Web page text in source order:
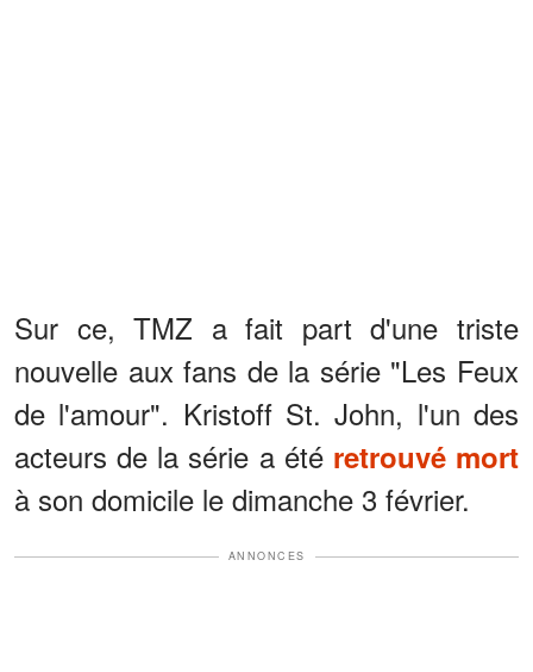
Sur ce, TMZ a fait part d'une triste
nouvelle aux fans de la série "Les Feux
de l'amour". Kristoff St. John, l'un des
acteurs de la série a été retrouvé mort
à son domicile le dimanche 3 février.
ANNONCES